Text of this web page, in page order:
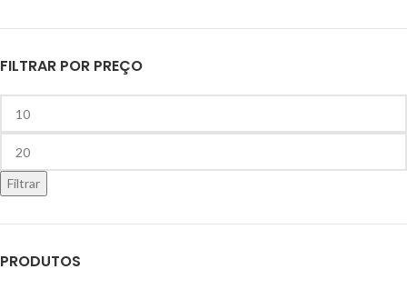
FILTRAR POR PREÇO
Filtrar
PRODUTOS